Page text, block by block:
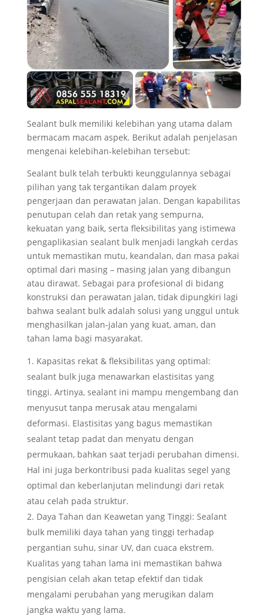
Sealant bulk memiliki kelebihan yang utama dalam
bermacam macam aspek. Berikut adalah penjelasan
mengenai kelebihan-kelebihan tersebut:
Sealant bulk telah terbukti keunggulannya sebagai
pilihan yang tak tergantikan dalam proyek
pengerjaan dan perawatan jalan. Dengan kapabilitas
penutupan celah dan retak yang sempurna,
kekuatan yang baik, serta fleksibilitas yang istimewa
pengaplikasian sealant bulk menjadi langkah cerdas
untuk memastikan mutu, keandalan, dan masa pakai
optimal dari masing – masing jalan yang dibangun
atau dirawat. Sebagai para profesional di bidang
konstruksi dan perawatan jalan, tidak dipungkiri lagi
bahwa sealant bulk adalah solusi yang unggul untuk
menghasilkan jalan-jalan yang kuat, aman, dan
tahan lama bagi masyarakat.
Kapasitas rekat & fleksibilitas yang optimal:
sealant bulk juga menawarkan elastisitas yang
tinggi. Artinya, sealant ini mampu mengembang dan
menyusut tanpa merusak atau mengalami
deformasi. Elastisitas yang bagus memastikan
sealant tetap padat dan menyatu dengan
permukaan, bahkan saat terjadi perubahan dimensi.
Hal ini juga berkontribusi pada kualitas segel yang
optimal dan keberlanjutan melindungi dari retak
atau celah pada struktur.
Daya Tahan dan Keawetan yang Tinggi: Sealant
bulk memiliki daya tahan yang tinggi terhadap
pergantian suhu, sinar UV, dan cuaca ekstrem.
Kualitas yang tahan lama ini memastikan bahwa
pengisian celah akan tetap efektif dan tidak
mengalami perubahan yang merugikan dalam
jangka waktu yang lama.